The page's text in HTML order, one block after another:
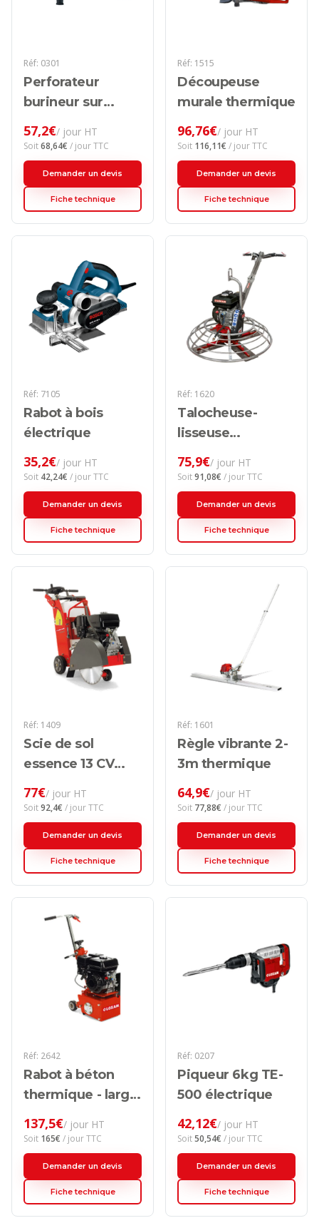
Réf: 0301
Perforateur
burineur sur
60-A
57,2€/ jour HT
Soit68,64€ / jour TTC
Demander un devis
Fiche technique
Réf: 1515
Découpeuse
murale thermique
96,76€/ jour HT
Soit 116,11€ / jour TTC
Demander un devis
Fiche technique
Réf: 7105
Rabot à bois
électrique
35,2€/ jour HT
Soit 42,24€ / jour TTC
Demander un devis
Fiche technique
Réf: 1620
Talocheuse-
lisseuse
75,9€/ jour HT
Soit91,08€ / jour TTC
Demander un devis
Fiche technique
Réf: 1409
Scie de sol
essence 13 CV
thermique
77€/ jour HT
Soit92,4€ / jour TTC
Demander un devis
Fiche technique
Réf: 1601
Règle vibrante 2-
3m thermique
64,9€/ jour HT
Soit 77,88€ / jour TTC
Demander un devis
Fiche technique
Réf: 2642
Rabot à béton
thermique - larg.
137,5€/ jour HT
Soit 165€ / jour TTC
Demander un devis
Fiche technique
Réf: 0207
Piqueur 6kg TE-
500 électrique
42,12€/ jour HT
Soit50,54€ / jour TTC
Demander un devis
Fiche technique